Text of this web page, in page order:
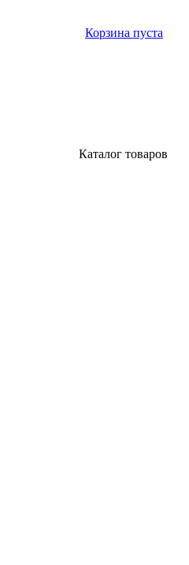
Корзина пуста
Каталог товаров